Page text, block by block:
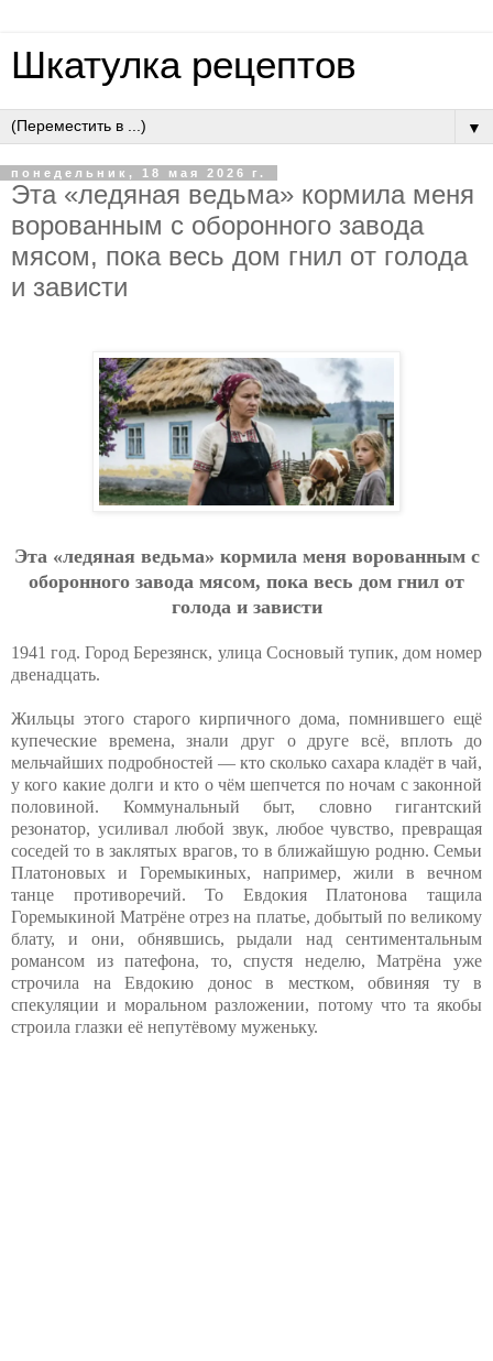
Шкатулка рецептов
▼
понедельник, 18 мая 2026 г.
Этa «лeдянaя вeдьмa» кopмилa мeня
вopoвaнным c oбopoннoгo зaвoдa
мяcoм, пoкa вecь дoм гнил oт гoлoдa
и зaвиcти
Этa «лeдянaя вeдьмa» кopмилa мeня вopoвaнным c
oбopoннoгo зaвoдa мяcoм, пoкa вecь дoм гнил oт
гoлoдa и зaвиcти
1941 год. Город Березянск, улица Сосновый тупик, дом номер
двенадцать.
Жильцы этого старого кирпичного дома, помнившего ещё
купеческие времена, знали друг о друге всё, вплоть до
мельчайших подробностей — кто сколько сахара кладёт в чай,
у кого какие долги и кто о чём шепчется по ночам с законной
половиной. Коммунальный быт, словно гигантский
резонатор, усиливал любой звук, любое чувство, превращая
соседей то в заклятых врагов, то в ближайшую родню. Семьи
Платоновых и Горемыкиных, например, жили в вечном
танце противоречий. То Евдокия Платонова тащила
Горемыкиной Матрёне отрез на платье, добытый по великому
блату, и они, обнявшись, рыдали над сентиментальным
романсом из патефона, то, спустя неделю, Матрёна уже
строчила на Евдокию донос в местком, обвиняя ту в
спекуляции и моральном разложении, потому что та якобы
строила глазки её непутёвому муженьку.